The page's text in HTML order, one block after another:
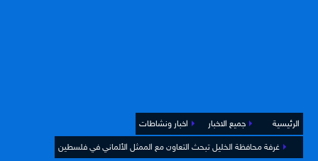
الرئيسية جميع الاخبار اخبار ونشاطات
غرفة محافظة الخليل تبحث التعاون مع الممثل الألماني في فلسطين